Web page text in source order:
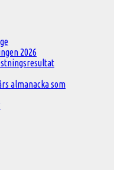
2026
almanacka som